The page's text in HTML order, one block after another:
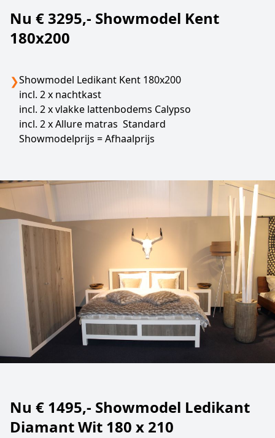
Nu € 3295,- Showmodel Kent
180x200
❯Showmodel Ledikant Kent 180x200
incl. 2 x nachtkast
incl. 2 x vlakke lattenbodems Calypso
incl. 2 x Allure matras Standard
Showmodelprijs = Afhaalprijs
Nu € 1495,- Showmodel Ledikant
Diamant Wit 180 x 210